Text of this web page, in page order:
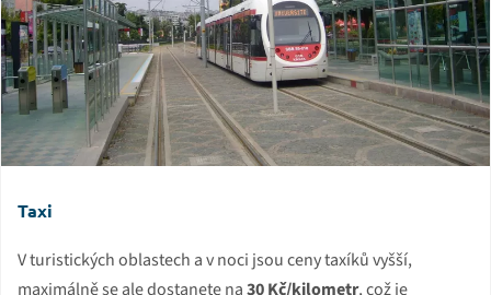
Taxi
V turistických oblastech a v noci jsou ceny taxíků vyšší,
maximálně se ale dostanete na30 Kč/kilometr, což je